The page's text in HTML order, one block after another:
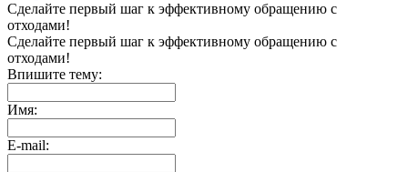
Сделайте первый шаг к эффективному обращению с
отходами!
Сделайте первый шаг к эффективному обращению с
отходами!
Впишите тему:
Имя:
E-mail: